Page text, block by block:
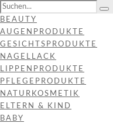
BEAUTY
AUGENPRODUKTE
GESICHTSPRODUKTE
NAGELLACK
LIPPENPRODUKTE
PFLEGEPRODUKTE
NATURKOSMETIK
ELTERN & KIND
BABY